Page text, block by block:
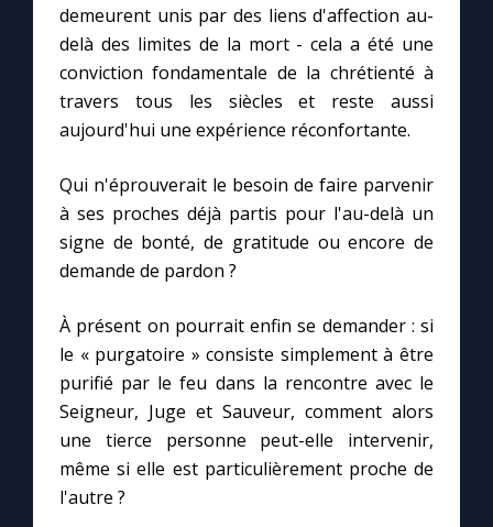
Prier au quotidien
Avec Thérèse de Lisieux
L'Évangile chaque jour
Les premiers samedis du mois
Marie qui défait les nœuds
Me consacrer à Jésus par Marie
Mes intentions de prière
Une Minute avec Marie
Une neuvaine
demeurent unis par des liens d'affection au-
delà des limites de la mort - cela a été une
conviction fondamentale de la chrétienté à
travers tous les siècles et reste aussi
aujourd'hui une expérience réconfortante.
Qui n'éprouverait le besoin de faire parvenir
à ses proches déjà partis pour l'au-delà un
signe de bonté, de gratitude ou encore de
demande de pardon ?
À présent on pourrait enfin se demander : si
le « purgatoire » consiste simplement à être
purifié par le feu dans la rencontre avec le
Seigneur, Juge et Sauveur, comment alors
une tierce personne peut-elle intervenir,
même si elle est particulièrement proche de
l'autre ?